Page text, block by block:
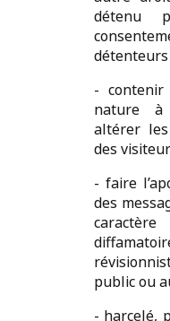
détenu
- contenir
nature à
altérer
des
- faire
des
caractère
public ou
- harcelé,